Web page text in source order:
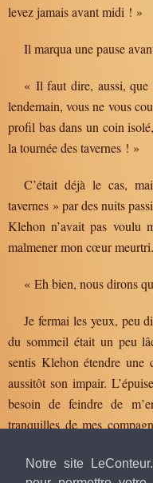
Notre site
levez jamais avant midi ! »
Il marqua une pause
« Il faut dire, aussi, que
lendemain, vous ne vous
profil bas dans un coin
la tournée des tavernes ! »
C’était déjà le cas,
tavernes » par des nuits
Klehon n’avait pas voulu
malmener mon cœur meurtri.
« Eh bien, nous dirons
Je fermai les yeux, peu
du sommeil était un peu
sentis Klehon étendre
aussitôt son impair.
besoin de feindre de
tranquilles de mes
Quand la charrette se remit